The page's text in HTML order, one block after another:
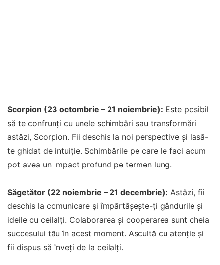
Scorpion (23 octombrie – 21 noiembrie): Este posibil
să te confrunți cu unele schimbări sau transformări
astăzi, Scorpion. Fii deschis la noi perspective și lasă-
te ghidat de intuiție. Schimbările pe care le faci acum
pot avea un impact profund pe termen lung.
Săgetător (22 noiembrie – 21 decembrie): Astăzi, fii
deschis la comunicare și împărtășește-ți gândurile și
ideile cu ceilalți. Colaborarea și cooperarea sunt cheia
succesului tău în acest moment. Ascultă cu atenție și
fii dispus să înveți de la ceilalți.